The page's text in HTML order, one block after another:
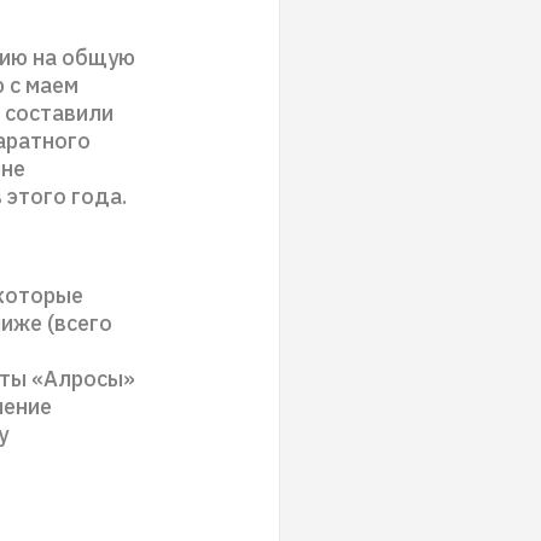
на общую
с маем
года.
(всего
«Алросы»